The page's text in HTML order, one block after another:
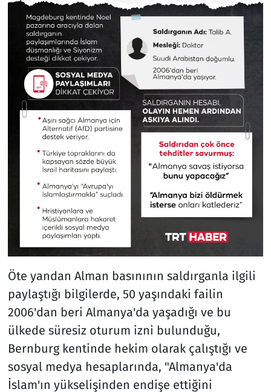
Öte yandan Alman basınının saldırganla ilgili
paylaştığı bilgilerde, 50 yaşındaki failin
2006'dan beri Almanya'da yaşadığı ve bu
ülkede süresiz oturum izni bulunduğu,
Bernburg kentinde hekim olarak çalıştığı ve
sosyal medya hesaplarında, "Almanya'da
İslam'ın yükselişinden endişe ettiğini